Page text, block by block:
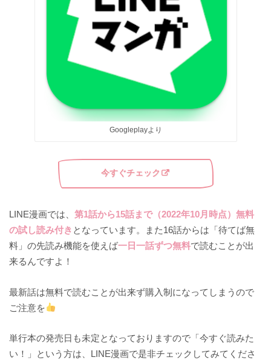
Googleplayより
今すぐチェック
LINE漫画では、第1話から15話まで（2022年10月時点）無料
の試し読み付き となっています。また16話からは「待てば無
料」の先読み機能を使えば一日一話ずつ無料で読むことが出
来るんですよ！
最新話は無料で読むことが出来ず購入制になってしまうので
ご注意を
単行本の発売日も未定となっておりますので「今すぐ読みた
い！」という方は、LINE漫画で是非チェックしてみてくださ